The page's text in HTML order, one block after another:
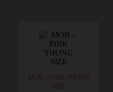
MOB - PINK THONG
SIZE